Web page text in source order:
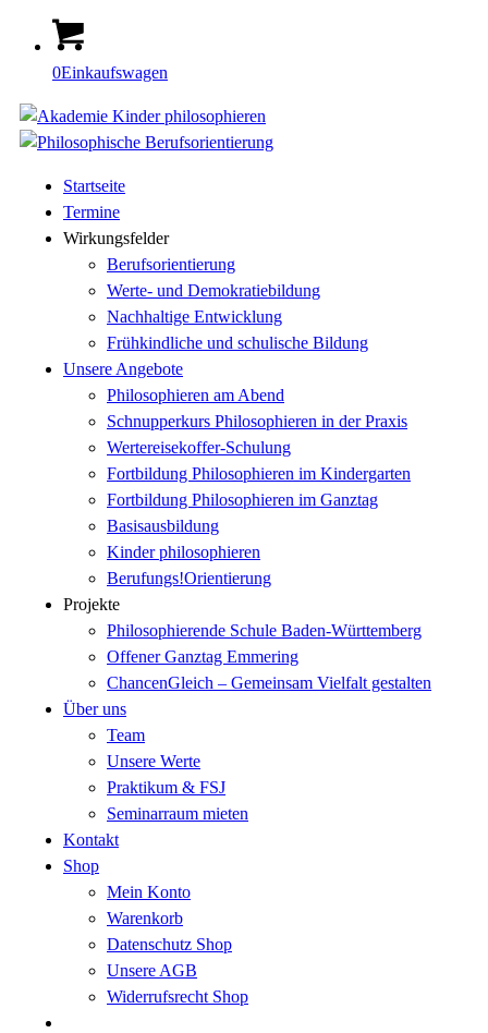
0Einkaufswagen
Startseite
Termine
Wirkungsfelder
Berufsorientierung
Werte- und Demokratiebildung
Nachhaltige Entwicklung
Frühkindliche und schulische Bildung
Unsere Angebote
Philosophieren am Abend
Schnupperkurs Philosophieren in der Praxis
Wertereisekoffer-Schulung
Fortbildung Philosophieren im Kindergarten
Fortbildung Philosophieren im Ganztag
Basisausbildung
Kinder philosophieren
Berufungs!Orientierung
Projekte
Philosophierende Schule Baden-Württemberg
Offener Ganztag Emmering
ChancenGleich – Gemeinsam Vielfalt gestalten
Über uns
Team
Unsere Werte
Praktikum & FSJ
Seminarraum mieten
Kontakt
Shop
Mein Konto
Warenkorb
Datenschutz Shop
Unsere AGB
Widerrufsrecht Shop